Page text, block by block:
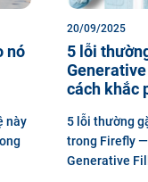
nó
này
20/09/2025
5 lỗi
cách khắc
5 lỗi thường
trong Firefly
Generative